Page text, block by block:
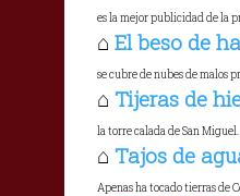
es la mejor publicidad de la
⌂ El beso de
se cubre de nubes de malos
⌂ Tijeras de
la torre calada de San Miguel.
⌂ Tajos de
Apenas ha tocado tierras de